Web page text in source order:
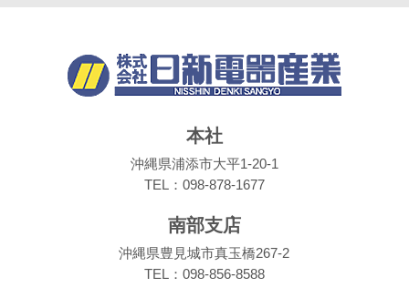
本社
沖縄県浦添市大平1-20-1
TEL：098-878-1677
南部支店
沖縄県豊見城市真玉橋267-2
TEL：098-856-8588